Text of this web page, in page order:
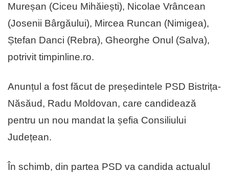
Mureșan (Ciceu Mihăiești), Nicolae Vrâncean
(Josenii Bârgăului), Mircea Runcan (Nimigea),
Ștefan Danci (Rebra), Gheorghe Onul (Salva),
potrivit timpinline.ro.
Anunțul a fost făcut de președintele PSD Bistrița-
Năsăud, Radu Moldovan, care candidează
pentru un nou mandat la șefia Consiliului
Județean.
În schimb, din partea PSD va candida actualul